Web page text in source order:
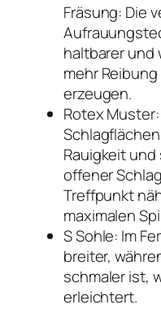
Fräsung: Die
haltbarer und
mehr
erzeugen.
Rotex
Rauigkeit
offener
Treffpunkt
maximalen
S Sohle: Im
breiter,
schmaler ist,
erleichtert.